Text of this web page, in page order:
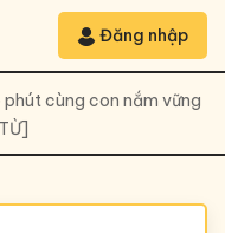
Đăng nhập
cùng con nắm vững